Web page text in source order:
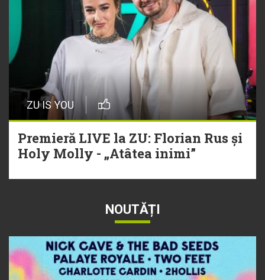
ZU IS YOU
Premieră LIVE la ZU: Florian Rus și
Holy Molly - „Atâtea inimi”
NOUTĂȚI